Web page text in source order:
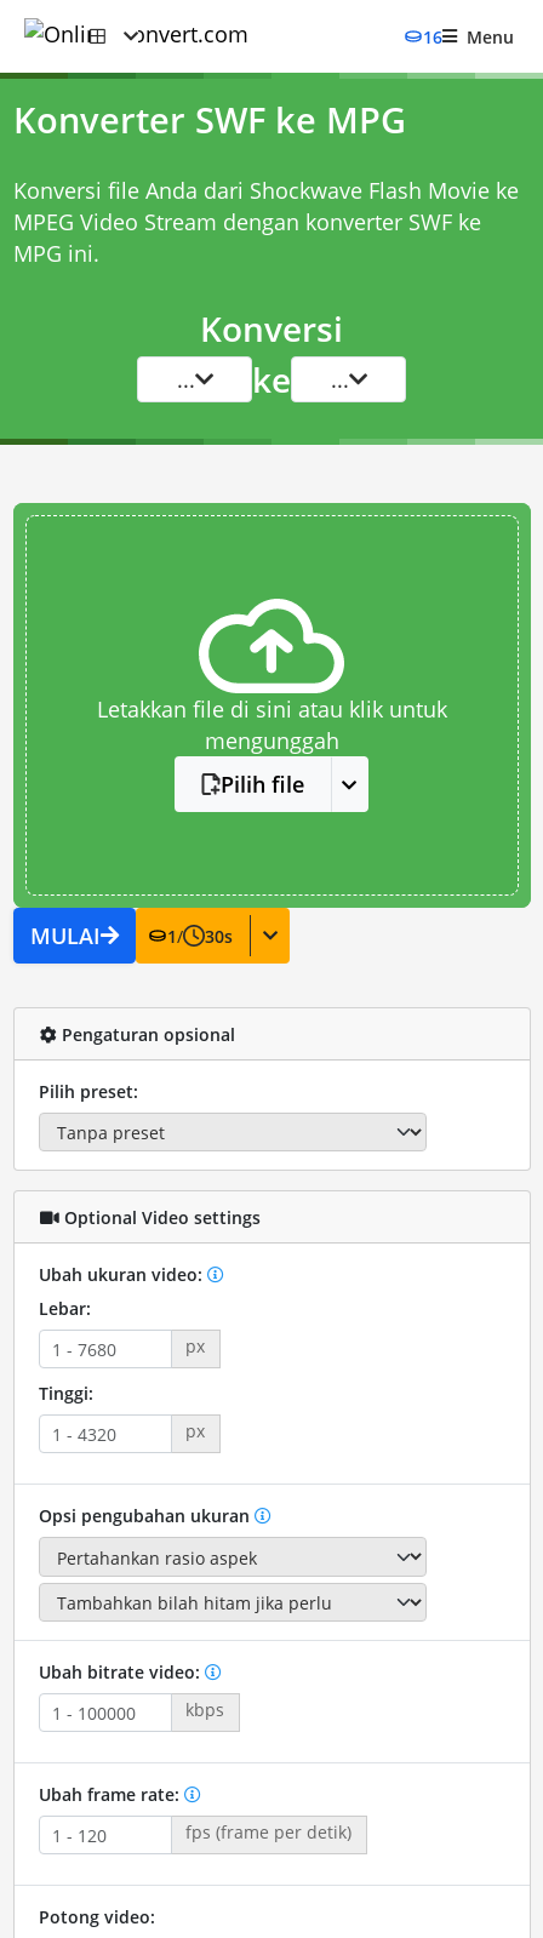
16 Menu
Konverter SWF ke MPG
Konversi file Anda dari Shockwave Flash Movie ke
MPEG Video Stream dengan konverter SWF ke
MPG ini.
Konversi
... ke ...
Letakkan file di sini atau klik untuk
mengunggah
Pilih file
MULAI 1/ 30s
Pengaturan opsional
Pilih preset:
Optional Video settings
Ubah ukuran video:
Lebar:
px
Tinggi:
px
Opsi pengubahan ukuran
Ubah bitrate video:
kbps
Ubah frame rate:
fps (frame per detik)
Potong video: